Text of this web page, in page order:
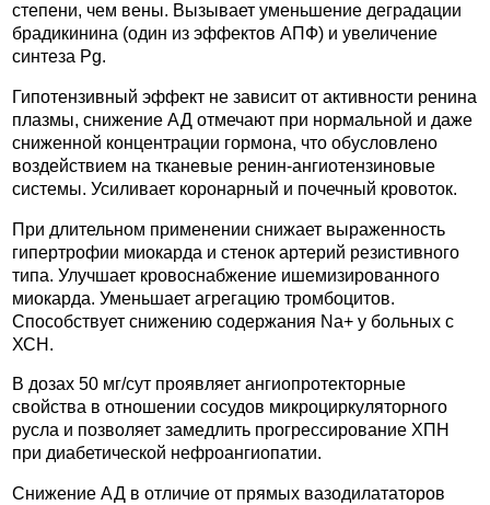
степени, чем вены. Вызывает уменьшение деградации
брадикинина (один из эффектов АПФ) и увеличение
синтеза Pg.
Гипотензивный эффект не зависит от активности ренина
плазмы, снижение АД отмечают при нормальной и даже
сниженной концентрации гормона, что обусловлено
воздействием на тканевые ренин-ангиотензиновые
системы. Усиливает коронарный и почечный кровоток.
При длительном применении снижает выраженность
гипертрофии миокарда и стенок артерий резистивного
типа. Улучшает кровоснабжение ишемизированного
миокарда. Уменьшает агрегацию тромбоцитов.
Способствует снижению содержания Na+ у больных с
ХСН.
В дозах 50 мг/сут проявляет ангиопротекторные
свойства в отношении сосудов микроциркуляторного
русла и позволяет замедлить прогрессирование ХПН
при диабетической нефроангиопатии.
Снижение АД в отличие от прямых вазодилататоров